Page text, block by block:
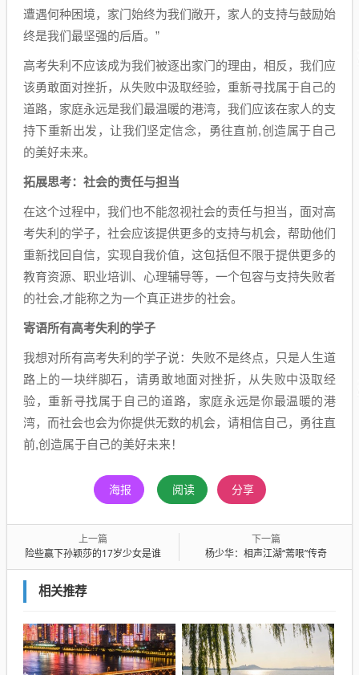
遭遇何种困境，家门始终为我们敞开，家人的支持与鼓励始
终是我们最坚强的后盾。”
高考失利不应该成为我们被逐出家门的理由，相反，我们应
该勇敢面对挫折，从失败中汲取经验，重新寻找属于自己的
道路，家庭永远是我们最温暖的港湾，我们应该在家人的支
持下重新出发，让我们坚定信念，勇往直前,创造属于自己
的美好未来。
拓展思考：社会的责任与担当
在这个过程中，我们也不能忽视社会的责任与担当，面对高
考失利的学子，社会应该提供更多的支持与机会，帮助他们
重新找回自信，实现自我价值，这包括但不限于提供更多的
教育资源、职业培训、心理辅导等，一个包容与支持失败者
的社会,才能称之为一个真正进步的社会。
寄语所有高考失利的学子
我想对所有高考失利的学子说：失败不是终点，只是人生道
路上的一块绊脚石，请勇敢地面对挫折，从失败中汲取经
验，重新寻找属于自己的道路，家庭永远是你最温暖的港
湾，而社会也会为你提供无数的机会，请相信自己，勇往直
前,创造属于自己的美好未来！
海报 阅读 分享
上一篇
险些赢下孙颖莎的17岁少女是谁
下一篇
杨少华：相声江湖“蔫哏”传奇
相关推荐